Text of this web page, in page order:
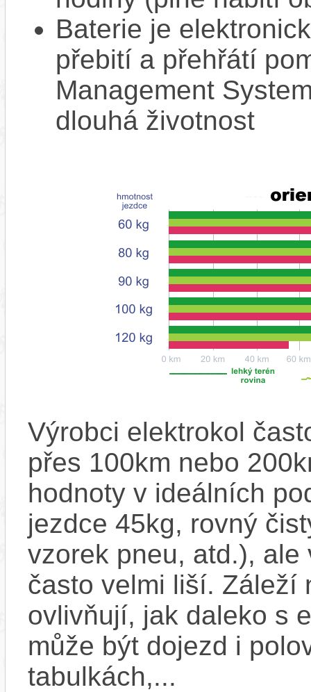
Baterie je
přebití a přehřátí
Management
dlouhá životnost
Výrobci elektrokol
přes 100km nebo
hodnoty v ideálních
jezdce 45kg, rovný
vzorek pneu, atd.),
často velmi liší. Záleží
ovlivňují, jak daleko s
může být dojezd i
tabulkách,...